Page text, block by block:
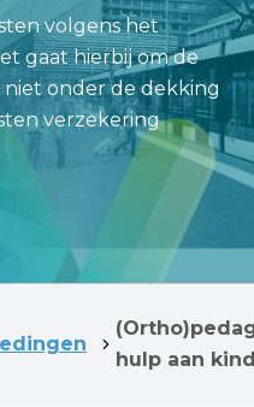
volgens het
gaat hierbij om de
onder de dekking
verzekering
hulp aan